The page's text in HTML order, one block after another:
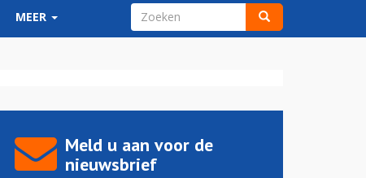
MEER ZOEKVELD
Meld u aan voor de
nieuwsbrief